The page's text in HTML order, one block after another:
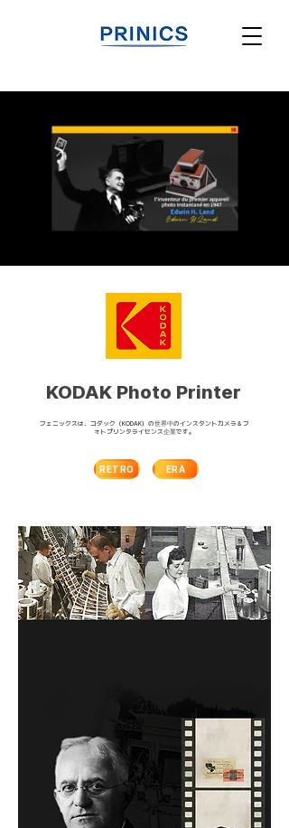
KODAK Photo Printer
フェニックスは、コダック（KODAK）の世界中のインスタントカメラ＆フ
ォトプリンタライセンス企業です。
RETRO ERA